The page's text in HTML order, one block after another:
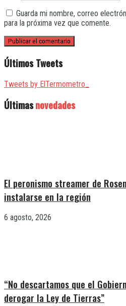
Guarda mi nombre, correo
para la próxima vez que comente.
Últimos Tweets
Tweets by ElTermometro_
Últimasnovedades
El peronismo streamer de
instalarse en la región
6 agosto, 2026
“No descartamos que el
derogar la Ley de Tierras”